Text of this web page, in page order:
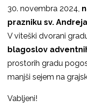
30. novembra 2024,
prazniku sv.
V viteški dvorani
blagoslov
prostorih gradu
manjši sejem na
Vabljeni!